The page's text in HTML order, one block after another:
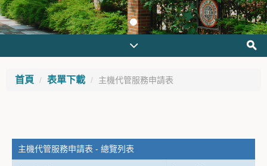
首頁 表單下載 主機代管服務申請表
主機代管服務申請表 - 總覽列表